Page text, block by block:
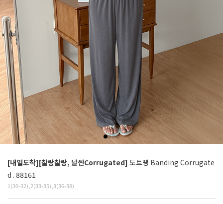
[내일도착][찰랑찰랑, 날씬Corrugated] 도트땡 Banding Corrugate
d . 88161
1(30-32),2(33-35),3(36-38)